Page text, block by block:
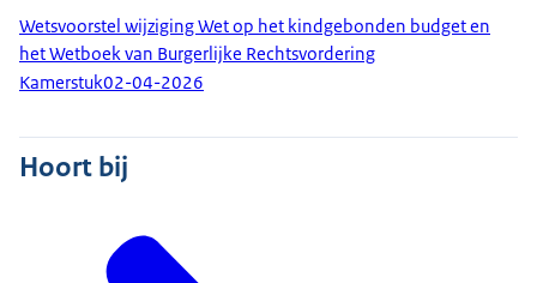
Wetsvoorstel wijziging Wet op het kindgebonden budget en
het Wetboek van Burgerlijke Rechtsvordering
Kamerstuk02-04-2026
Hoort bij